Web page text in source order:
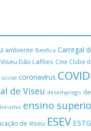
ambiente Benfica Carregal
Viseu Dão Lafões Cine Clube
coronavírus
de Viseu desemprego
ensino
de Viseu ESEV